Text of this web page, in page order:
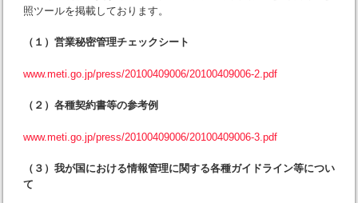
照ツールを掲載しております。
（１）営業秘密管理チェックシート
www.meti.go.jp/press/20100409006/20100409006-2.pdf
（２）各種契約書等の参考例
www.meti.go.jp/press/20100409006/20100409006-3.pdf
（３）我が国における情報管理に関する各種ガイドライン等につい
て